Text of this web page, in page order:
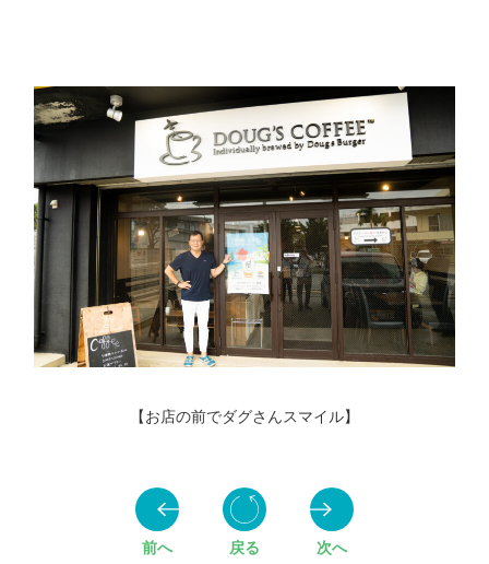
【お店の前でダグさんスマイル】
前へ 戻る 次へ